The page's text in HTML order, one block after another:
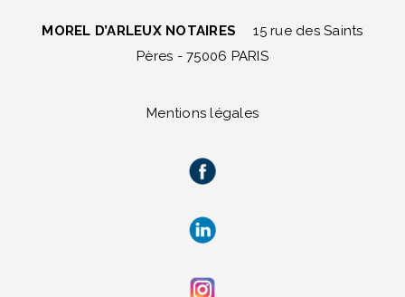
MOREL D’ARLEUX NOTAIRES
15 rue des Saints
Pères - 75006 PARIS
Mentions légales